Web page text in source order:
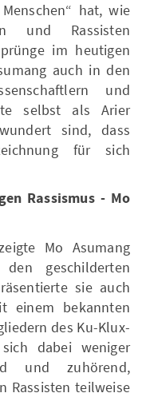
hat, wie
und Rassisten
im heutigen
auch in den
und
selbst als Arier
sind, dass
für sich
Rassismus - Mo
Mo Asumang
geschilderten
sie auch
einem bekannten
des Ku-Klux-
dabei weniger
und zuhörend,
Rassisten teilweise